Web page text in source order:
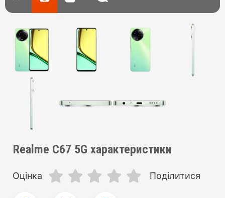
Realme C67 5G характеристики
Оцінка Поділитися